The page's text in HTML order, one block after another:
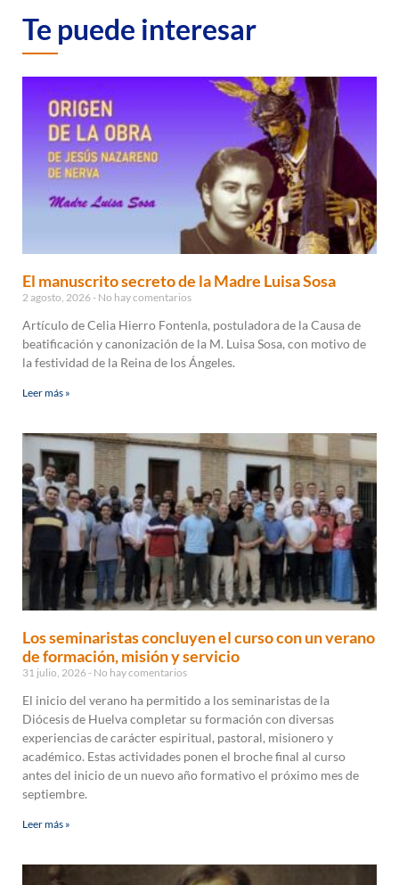
Te puede interesar
El manuscrito secreto de la Madre Luisa Sosa
2 agosto, 2026 No hay comentarios
Artículo de Celia Hierro Fontenla, postuladora de la Causa de
beatificación y canonización de la M. Luisa Sosa, con motivo de
la festividad de la Reina de los Ángeles.
Leer más »
Los seminaristas concluyen el curso con un verano
de formación, misión y servicio
31 julio, 2026 No hay comentarios
El inicio del verano ha permitido a los seminaristas de la
Diócesis de Huelva completar su formación con diversas
experiencias de carácter espiritual, pastoral, misionero y
académico. Estas actividades ponen el broche final al curso
antes del inicio de un nuevo año formativo el próximo mes de
septiembre.
Leer más »